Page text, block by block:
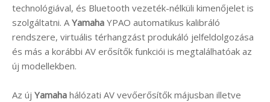
technológiával, és Bluetooth vezeték-nélküli kimenőjelet is
szolgáltatni. A Yamaha YPAO automatikus kalibráló
rendszere, virtuális térhangzást produkáló jelfeldolgozása
és más a korábbi AV erősítők funkciói is megtalálhatóak az
új modellekben.
Az új Yamaha hálózati AV vevőerősítők májusban illetve